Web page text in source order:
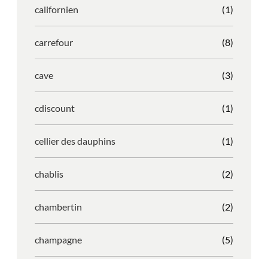
californien (1)
carrefour (8)
cave (3)
cdiscount (1)
cellier des dauphins (1)
chablis (2)
chambertin (2)
champagne (5)